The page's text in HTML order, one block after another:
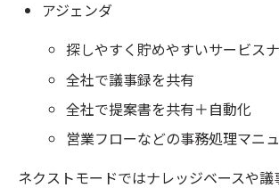
アジェンダ
探しやすく貯めやすいサービス
全社で議事録を共有
全社で提案書を共有＋自動化
営業フローなどの事務処理マニ
ネクストモードではナレッジベースや